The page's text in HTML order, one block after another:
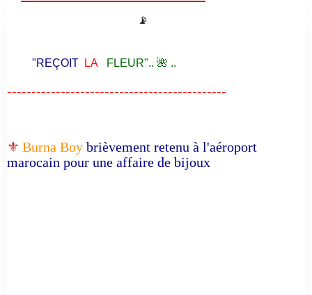
📡
"REÇOIT LA FLEUR".. 🌺 ..
---------------------------------------------
⚜️ Burna Boy brièvement retenu à l'aéroport
marocain pour une affaire de bijoux